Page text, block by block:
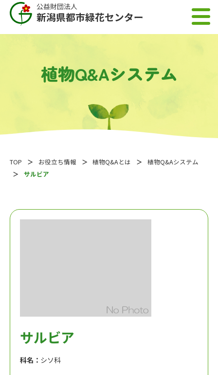
植物Q&Aシステム
TOP お役立ち情報 植物Q&Aとは
植物Q&Aシステム
サルビア
サルビア
科名： シソ科